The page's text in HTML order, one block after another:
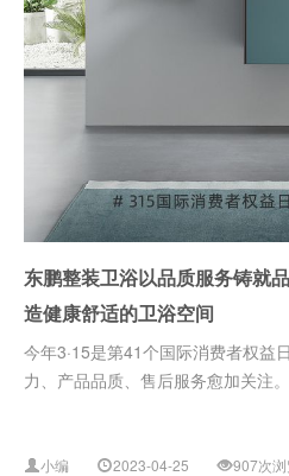
东鹏整装卫浴以品质服务铸就
造健康舒适的卫浴空间
今年3·15是第41个国际消费者权益
力、产品品质、售后服务愈加关注
小编 2023-04-25 907次